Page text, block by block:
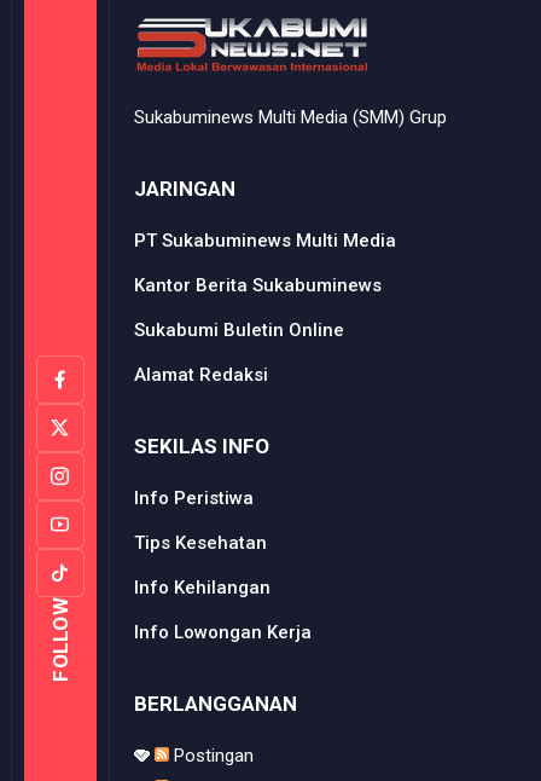
FOLLOW
Sukabuminews Multi Media (SMM) Grup
JARINGAN
PT Sukabuminews Multi Media
Kantor Berita Sukabuminews
Sukabumi Buletin Online
Alamat Redaksi
SEKILAS INFO
Info Peristiwa
Tips Kesehatan
Info Kehilangan
Info Lowongan Kerja
BERLANGGANAN
Postingan